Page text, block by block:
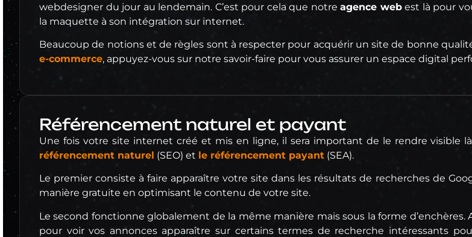
webdesigner du jour au lendemain. C’est pour cela que notre agence webest là pour
la maquette à son intégration sur internet.
Beaucoup de notions et de règles sont à respecter pour acquérir un site de bonne
e-commerce, appuyez-vous sur notre savoir-faire pour vous assurer un espace digital
Référencement naturel et payant
Une fois votre site internet créé et mis en ligne, il sera important de le rendre visible
référencement naturel (SEO) et le référencement payant (SEA).
Le premier consiste à faire apparaître votre site dans les résultats de recherches de
manière gratuite en optimisant le contenu de votre site.
Le second fonctionne globalement de la même manière mais sous la forme
pour voir vos annonces apparaître sur certains termes de recherche intéressants